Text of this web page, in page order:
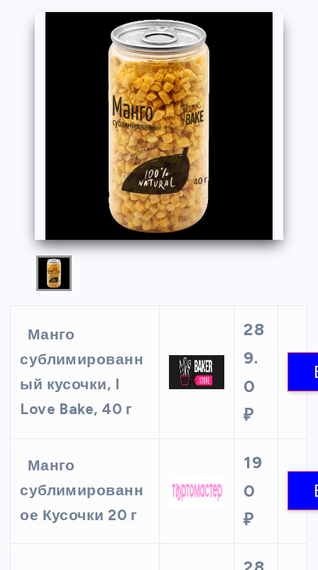
Манго
сублимированн
ый кусочки, I
Love Bake, 40 г
28
9.
0
₽
Манго
сублимированн
ое Кусочки 20 г
19
0
₽